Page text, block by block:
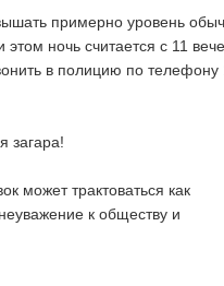
примерно уровень
ночь считается с 11
в полицию по телефону
загара!
может трактоваться как
к обществу и